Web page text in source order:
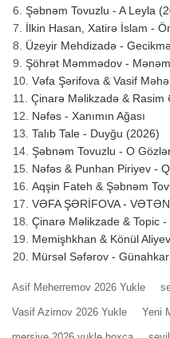
Şəbnəm Tovuzlu - A Leyla
İlkin Hasan, Xatirə İslam -
Üzeyir Mehdizadə -
Şöhrət Məmmədov -
Vəfa Şərifova & Vasif
Çinarə Məlikzadə &
Nəfəs - Xanımın Ağası
Talıb Tale - Duyğu (2026)
Şəbnəm Tovuzlu - O
Nəfəs & Punhan Piriyev -
Aqşin Fateh & Şəbnəm
VƏFA ŞƏRİFOVA -
Çinarə Məlikzade & Topic
Memişhkhan & Könül
Mürsəl Səfərov -
Asif Meherremov 2026 Yukle
Vasif Azimov 2026 Yukle Yeni